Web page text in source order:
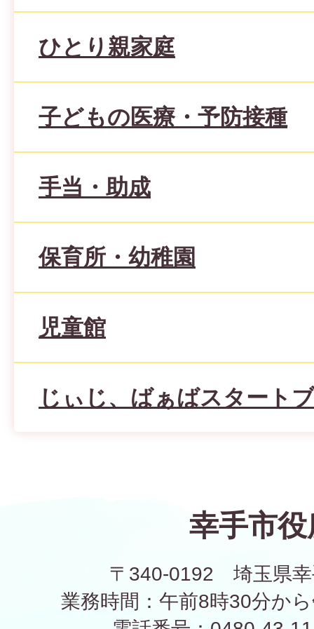
ひとり親家庭
子どもの医療・予防接種
手当・助成
保育所・幼稚園
児童館
じぃじ、ばぁばスタート
幸手市役
〒340-0192 埼玉県幸
業務時間：午前8時30分か